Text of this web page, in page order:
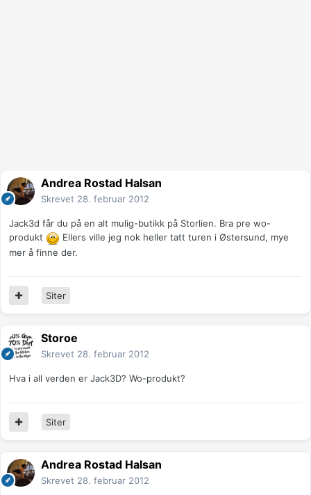
Andrea Rostad Halsan
Skrevet 28. februar 2012
Jack3d får du på en alt mulig-butikk på Storlien. Bra pre wo-
produkt
Ellers ville jeg nok heller tatt turen i Østersund, mye
mer å finne der.
Siter
Storoe
Skrevet 28. februar 2012
Hva i all verden er Jack3D? Wo-produkt?
Siter
Andrea Rostad Halsan
Skrevet 28. februar 2012